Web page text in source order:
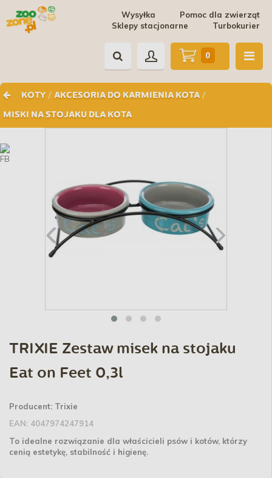
Pomoc dla zwierząt
Wysyłka
Turbokurier
Sklepy stacjonarne
KOTY / AKCESORIA DO KARMIENIA KOTA /
MISKI NA STOJAKU DLA KOTA
0
TRIXIE Zestaw misek na stojaku
Eat on Feet 0,3l
Producent: Trixie
EAN: 4047974247914
To idealne rozwiązanie dla właścicieli psów i kotów, którzy
cenią estetykę, stabilność i higienę.